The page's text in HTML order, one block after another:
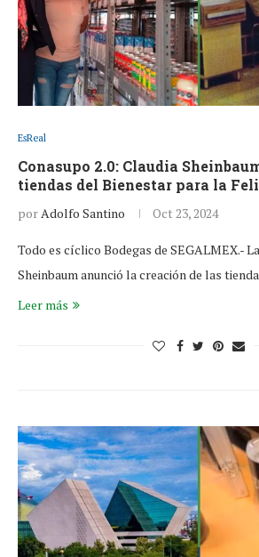
EsReal
Conasupo 2.0: Claudia
tiendas del Bienestar para la
porAdolfo Santino Oct 23, 2024
Todo es cíclico Bodegas de SEGALMEX.-
Sheinbaum anunció la creación de las
Leer más